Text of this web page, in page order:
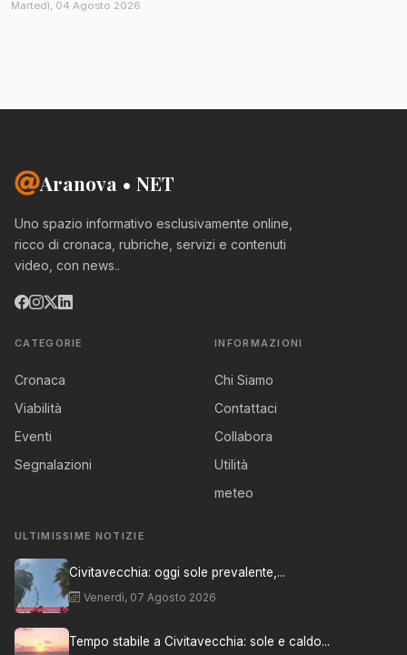
Martedì, 04 Agosto 2026
Aranova • NET
Uno spazio informativo esclusivamente online,
ricco di cronaca, rubriche, servizi e contenuti
video, con news..
CATEGORIE
Cronaca
Viabilità
Eventi
Segnalazioni
INFORMAZIONI
Chi Siamo
Contattaci
Collabora
Utilità
meteo
ULTIMISSIME NOTIZIE
Civitavecchia: oggi sole prevalente,...
Venerdì, 07 Agosto 2026
Tempo stabile a Civitavecchia: sole e caldo...